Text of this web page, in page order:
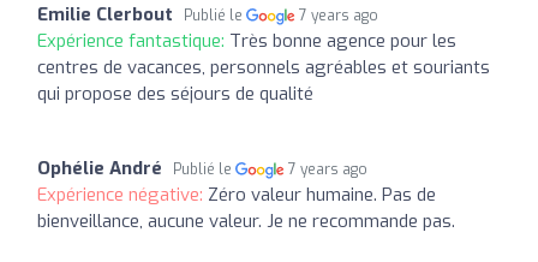
Emilie Clerbout Publié le 7 years ago
Expérience fantastique: Très bonne agence pour les
centres de vacances, personnels agréables et souriants
qui propose des séjours de qualité
Ophélie André Publié le 7 years ago
Expérience négative: Zéro valeur humaine. Pas de
bienveillance, aucune valeur. Je ne recommande pas.